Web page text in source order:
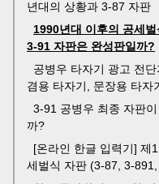
년대의 상황과 3-87 자판
1990년대 이후의 공세
3-91 자판은 완성판일까?
공병우 타자기 광고 전
겸용 타자기, 문장용 타자
3-91 공병우 최종 자판
까?
[온라인 한글 입력기] 제
세벌식 자판 (3-87, 3-